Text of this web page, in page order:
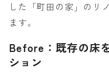
した「町田の家」のリ
ます。
Before：既存の床
ション